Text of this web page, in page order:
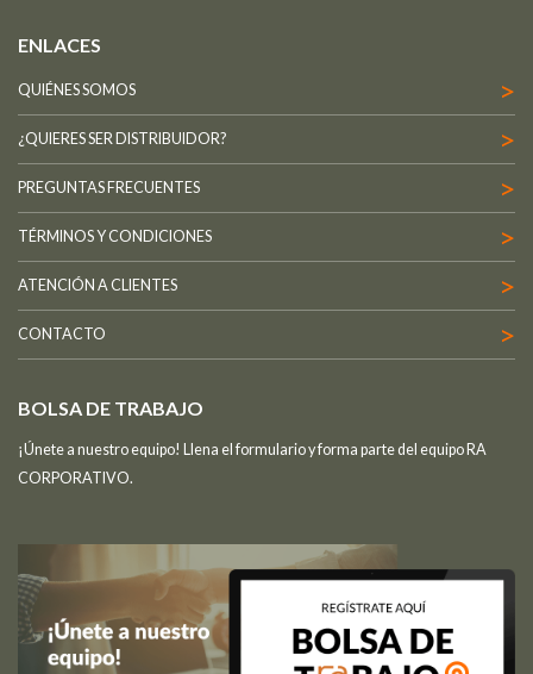
ENLACES
QUIÉNES SOMOS
¿QUIERES SER DISTRIBUIDOR?
PREGUNTAS FRECUENTES
TÉRMINOS Y CONDICIONES
ATENCIÓN A CLIENTES
CONTACTO
BOLSA DE TRABAJO
¡Únete a nuestro equipo! Llena el formulario y forma parte del equipo RA
CORPORATIVO.